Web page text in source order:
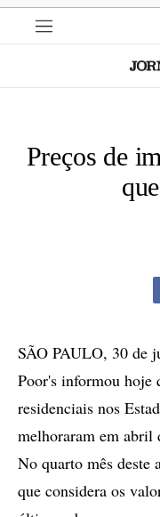
Preços de
SÃO PAULO, 30 de
Poor's informou hoje
residenciais nos
melhoraram em abril
No quarto mês
que considera os